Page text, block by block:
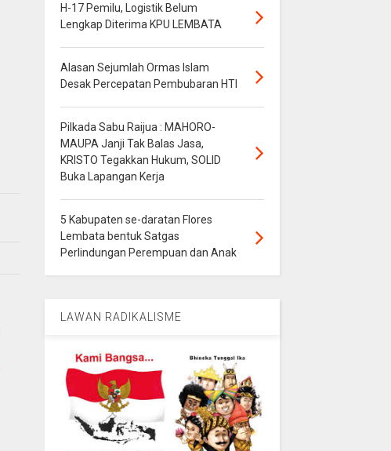
H-17 Pemilu, Logistik Belum
Lengkap Diterima KPU LEMBATA
Alasan Sejumlah Ormas Islam
Desak Percepatan Pembubaran HTI
Pilkada Sabu Raijua : MAHORO-
MAUPA Janji Tak Balas Jasa,
KRISTO Tegakkan Hukum, SOLID
Buka Lapangan Kerja
5 Kabupaten se-daratan Flores
Lembata bentuk Satgas
Perlindungan Perempuan dan Anak
LAWAN RADIKALISME